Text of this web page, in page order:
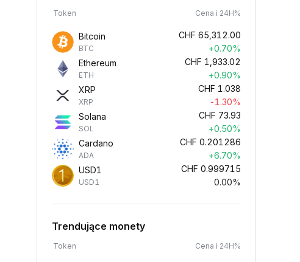
Token Cena i 24H%
Bitcoin
BTC
CHF 65,312.00
+0.70%
Ethereum
ETH
CHF 1,933.02
+0.90%
XRP
XRP
CHF 1.038
-1.30%
Solana
SOL
CHF 73.93
+0.50%
Cardano
ADA
CHF 0.201286
+6.70%
USD1
USD1
CHF 0.999715
0.00%
Trendujące monety
Token Cena i 24H%